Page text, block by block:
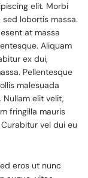
elit. Morbi
lobortis massa.
at massa
Aliquam
ex dui,
Pellentesque
malesuada
elit velit,
fringilla mauris
vel dui eu
eros ut nunc